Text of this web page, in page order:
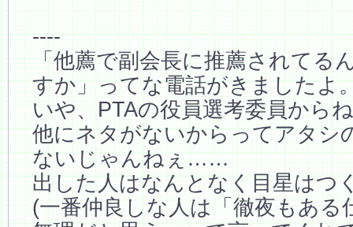
----
「他薦で副会長に推薦されてる
すか」ってな電話がきましたよ
いや、PTAの役員選考委員から
他にネタがないからってアタシ
ないじゃんねぇ……
出した人はなんとなく目星はつ
(一番仲良しな人は「徹夜もある